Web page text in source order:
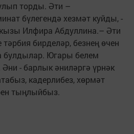
торды. Әти –
бүлегендә хезмәт куйды, -
Илфира Абдуллина.– Әти
бирделәр, безнең өчен
булдылар. Югары белем
- барлык әниләргә үрнәк
кадерлибез, хөрмәт
тыңлыйбыз.